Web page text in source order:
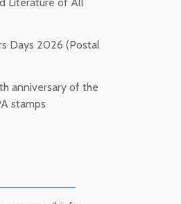
Literature of All
Days 2026 (Postal
anniversary of the
stamps